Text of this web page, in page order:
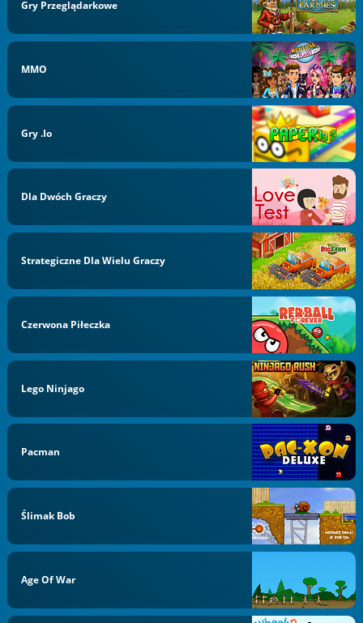
Gry Przeglądarkowe
MMO
Gry .io
Dla Dwóch Graczy
Strategiczne Dla Wielu Graczy
Czerwona Piłeczka
Lego Ninjago
Pacman
Ślimak Bob
Age Of War